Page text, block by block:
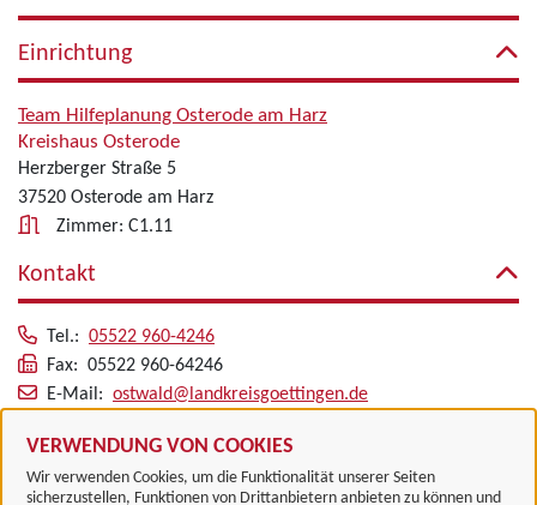
VERWENDUNG VON COOKIES
Wir verwenden Cookies, um die Funktionalität unserer Seiten
sicherzustellen, Funktionen von Drittanbietern anbieten zu können und
Einrichtung
Team Hilfeplanung Osterode am Harz
Kreishaus Osterode
Herzberger Straße 5
37520 Osterode am Harz
Zimmer: C1.11
Kontakt
Tel.: 05522 960-4246
Fax: 05522 960-64246
E-Mail: ostwald@landkreisgoettingen.de
Alle zugeordneten Einrichtungen